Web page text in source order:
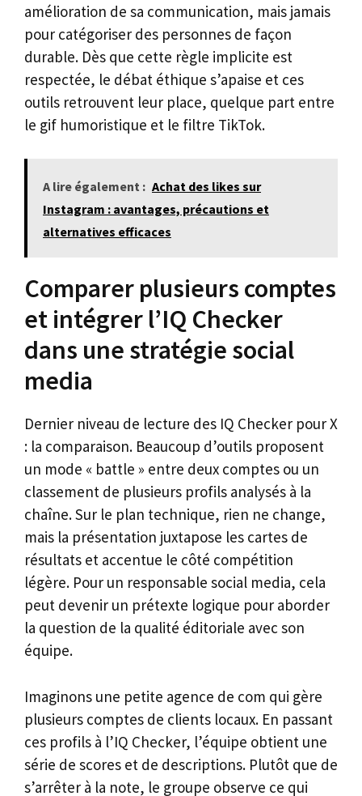
amélioration de sa communication, mais jamais
pour catégoriser des personnes de façon
durable. Dès que cette règle implicite est
respectée, le débat éthique s’apaise et ces
outils retrouvent leur place, quelque part entre
le gif humoristique et le filtre TikTok.
A lire également : Achat des likes sur
Instagram : avantages, précautions et
alternatives efficaces
Comparer plusieurs comptes
et intégrer l’IQ Checker
dans une stratégie social
media
Dernier niveau de lecture des IQ Checker pour X
: la comparaison. Beaucoup d’outils proposent
un mode « battle » entre deux comptes ou un
classement de plusieurs profils analysés à la
chaîne. Sur le plan technique, rien ne change,
mais la présentation juxtapose les cartes de
résultats et accentue le côté compétition
légère. Pour un responsable social media, cela
peut devenir un prétexte logique pour aborder
la question de la qualité éditoriale avec son
équipe.
Imaginons une petite agence de com qui gère
plusieurs comptes de clients locaux. En passant
ces profils à l’IQ Checker, l’équipe obtient une
série de scores et de descriptions. Plutôt que de
s’arrêter à la note, le groupe observe ce qui